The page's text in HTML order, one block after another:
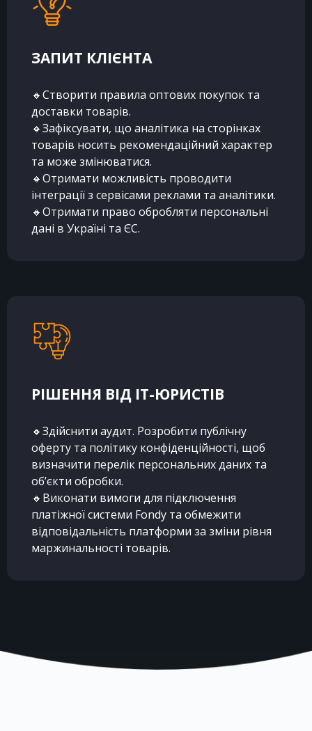
ЗАПИТ КЛІЄНТА
🔸Створити правила оптових покупок та
доставки товарів.
🔸Зафіксувати, що аналітика на сторінках
товарів носить рекомендаційний характер
та може змінюватися.
🔸Отримати можливість проводити
інтеграції з сервісами реклами та аналітики.
🔸Отримати право обробляти персональні
дані в Україні та ЄС.
РІШЕННЯ ВІД IT-ЮРИСТІВ
🔸Здійснити аудит. Розробити публічну
оферту та політику конфіденційності, щоб
визначити перелік персональних даних та
об’єкти обробки.
🔸Виконати вимоги для підключення
платіжної системи Fondy та обмежити
відповідальність платформи за зміни рівня
маржинальності товарів.